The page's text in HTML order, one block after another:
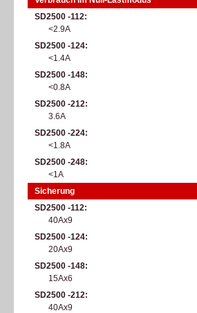
SD2500 -112
<2.9A
SD2500 -124
<1.4A
SD2500 -148
<0.8A
SD2500 -212
3.6A
SD2500 -224
<1.8A
SD2500 -248
<1A
Sicherung
SD2500 -112
40Ax9
SD2500 -124
20Ax9
SD2500 -148
15Ax6
SD2500 -212
40Ax9